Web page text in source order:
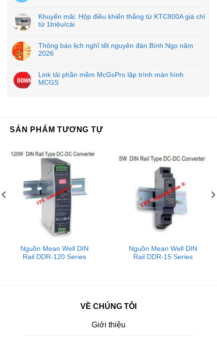
Khuyến mãi: Hộp điều khiển thắng từ KTC800A giá chỉ
từ 1triệu/cái
Thông báo lịch nghĩ tết nguyên đán Bính Ngọ năm
2026
Link tải phần mềm McGsPro lập trình màn hình
MCGS
SẢN PHẨM TƯƠNG TỰ
Nguồn Mean Well DIN
Rail DDR-120 Series
Nguồn Mean Well DIN
Rail DDR-15 Series
VỀ CHÚNG TÔI
Giới thiệu